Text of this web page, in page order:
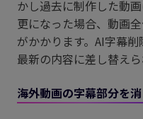
かし過去に制作した動
更になった場合、動画
がかかります。AI字幕
最新の内容に差し替えら
海外動画の字幕部分を